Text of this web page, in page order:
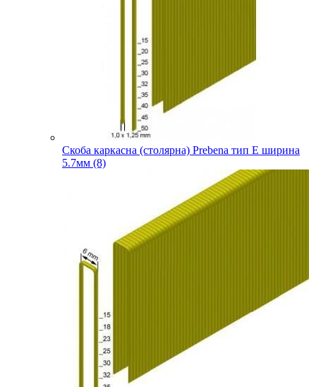
Скоба каркасна (столярна) Prebena тип E ширина
5.7мм (8)